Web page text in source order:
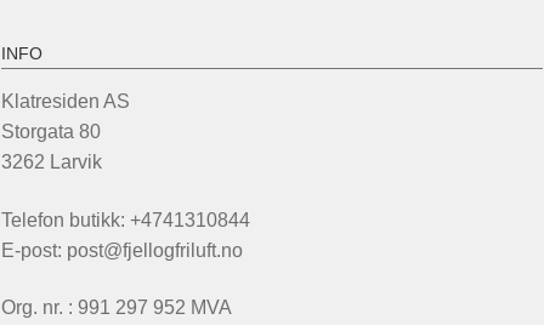
INFO
Klatresiden AS
Storgata 80
3262 Larvik
Telefon butikk: +4741310844
E-post: post@fjellogfriluft.no
Org. nr. : 991 297 952 MVA